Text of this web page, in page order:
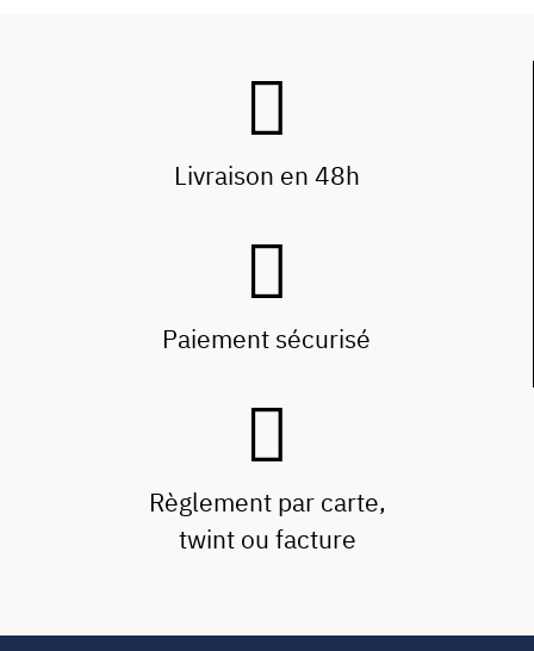
Livraison en 48h
Paiement sécurisé
Règlement par carte,
twint ou facture